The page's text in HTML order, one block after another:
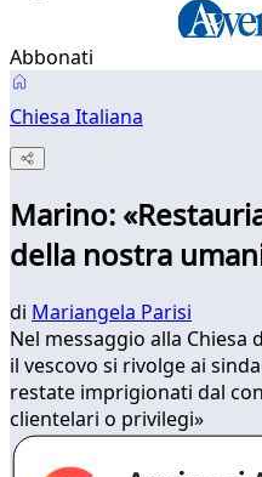
Abbonati
Chiesa Italiana
Marino:
della nostra
di Mariangela Parisi
Nel messaggio alla Chiesa
il vescovo si rivolge ai
restate imprigionati dal
clientelari o privilegi»